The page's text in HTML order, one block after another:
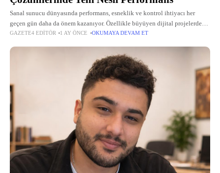
Sanal sunucu dünyasında performans, esneklik ve kontrol ihtiyacı her
geçen gün daha da önem kazanıyor. Özellikle büyüyen dijital projelerde
paylaşımlı hosting yapılarının sınırları kısa sürede yetersiz hale geliyor.
GAZETE4 EDITÖR 1 AY ÖNCE OKUMAYA DEVAM ET